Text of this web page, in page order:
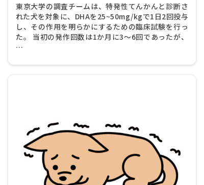
東京大学の調査チームは、特発性てんかんと診断さ
れた犬を対象に、DHAを25~50mg/kgで1日2回投与
し、その作用を明らかにするための臨床試験を行っ
た。 当初の発作回数は1か月に3～6回であったが、
…